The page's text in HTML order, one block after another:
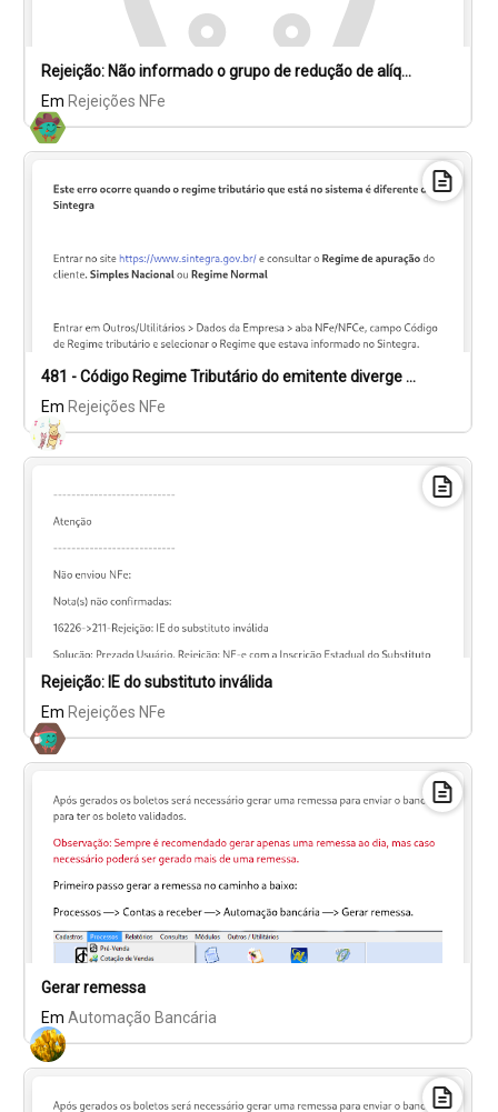
Rejeição: Não informado o grupo de redução de alíquota Estadual.
Em Rejeições NFe
481 - Código Regime Tributário do emitente diverge do cadastro na SEFAZ
Em Rejeições NFe
Rejeição: IE do substituto inválida
Em Rejeições NFe
Gerar remessa
Em Automação Bancária